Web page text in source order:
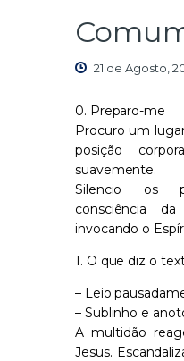
21 de Agosto,
0. Preparo-me
Procuro um
posição
suavemente.
Silencio os
consciência
invocando o
1. O que diz o
– Leio
– Sublinho e
A multidão
Jesus.